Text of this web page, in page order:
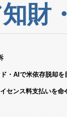
財
・AIで米依存脱却を
センス料支払いを命